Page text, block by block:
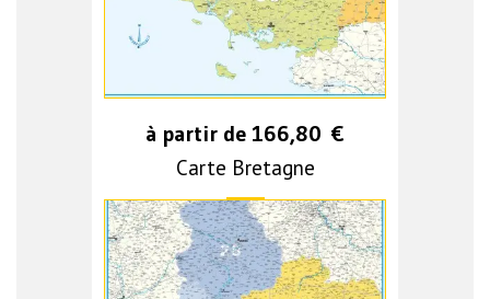
à partir de 166,80 €
Carte Bretagne